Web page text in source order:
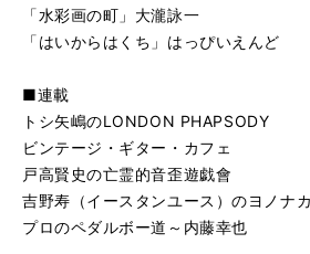
「水彩画の町」大瀧詠一
「はいからはくち」はっぴいえんど
■連載
トシ矢嶋のLONDON PHAPSODY
ビンテージ・ギター・カフェ
戸高賢史の亡霊的音歪遊戯會
吉野寿（イースタンユース）のヨノナ
プロのペダルボー道～内藤幸也